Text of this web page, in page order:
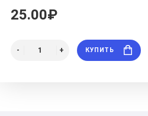
25.00₽
КУПИТЬ